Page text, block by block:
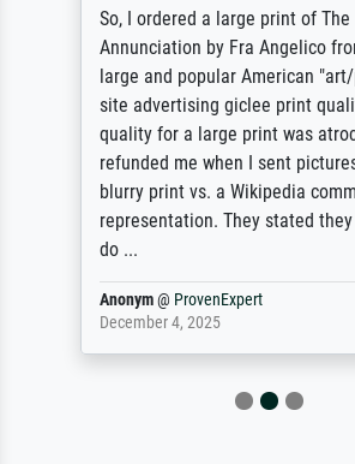
So, I ordered a large print of The
Annunciation by Fra Angelico
large and popular American
site advertising giclee print
quality for a large print was
refunded me when I sent
blurry print vs. a Wikipedia
representation. They stated
do ...
Anonym@ ProvenExpert
December 4, 2025